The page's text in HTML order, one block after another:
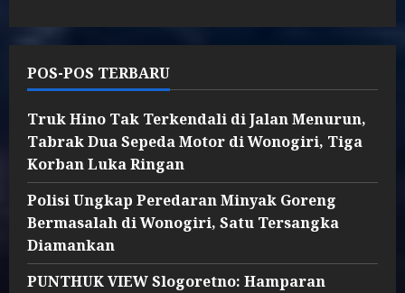
POS-POS TERBARU
Truk Hino Tak Terkendali di Jalan Menurun,
Tabrak Dua Sepeda Motor di Wonogiri, Tiga
Korban Luka Ringan
Polisi Ungkap Peredaran Minyak Goreng
Bermasalah di Wonogiri, Satu Tersangka
Diamankan
PUNTHUK VIEW Slogoretno: Hamparan